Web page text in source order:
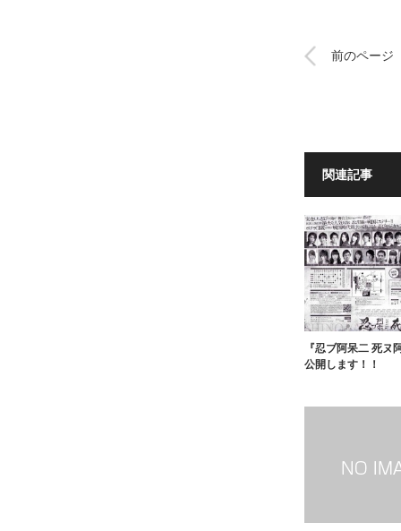
前のページ
関連記事
『忍ブ阿呆二 死ヌ
公開します！！